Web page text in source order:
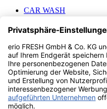
CAR WASH
AEROTEC Compressors
Nayax Cashless
Contact us
erio FRESH GmbH & Co. KG
Stader Landstr. 7
28719 Bremen